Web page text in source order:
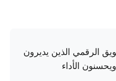
الرقمي الذين يديرون
الأداء